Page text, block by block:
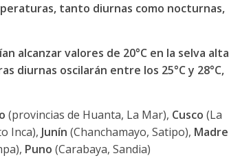
tanto diurnas como nocturnas,
alcanzar valores de 20°C en la selva alta
diurnas oscilarán entre los 25°C y 28°C,
(provincias de Huanta, La Mar), Cusco (La
Inca), Junín (Chanchamayo, Satipo), Madre
Puno (Carabaya, Sandia)